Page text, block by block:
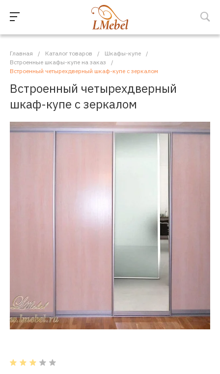
Главная / Каталог товаров / Шкафы-купе
/
Встроенные шкафы-купе на заказ
/
Встроенный четырехдверный шкаф-купе с зеркалом
Встроенный четырехдверный
шкаф-купе с зеркалом